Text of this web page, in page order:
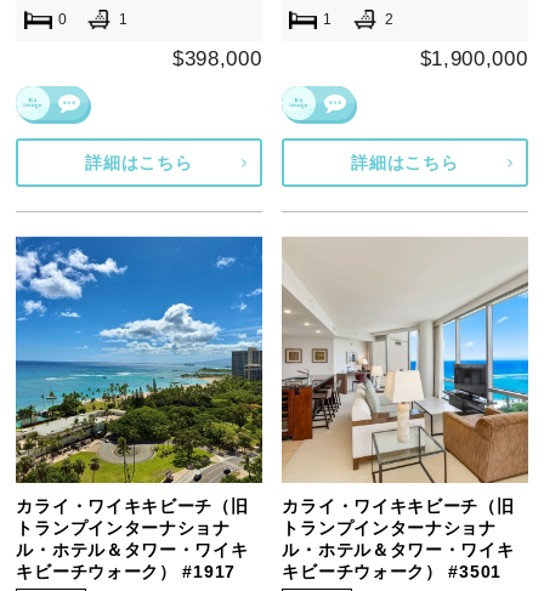
0 1
$398,000
詳細はこちら
1 2
$1,900,000
詳細はこちら
カライ・ワイキキビーチ（旧
トランプインターナショナ
ル・ホテル＆タワー・ワイキ
キビーチウォーク） #1917
カライ・ワイキキビーチ（旧
トランプインターナショナ
ル・ホテル＆タワー・ワイキ
キビーチウォーク） #3501